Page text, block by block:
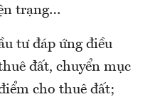
trạng…
tư đáp ứng điều
đất, chuyển mục
cho thuê đất;